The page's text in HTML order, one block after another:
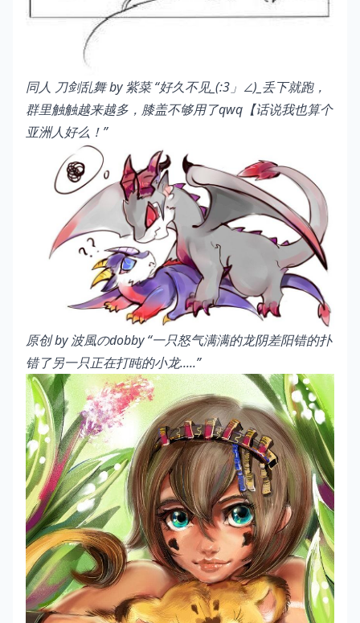
同人 刀剑乱舞 by 紫菜 “好久不见_(:3」∠)_丢下就跑，
群里触触越来越多，膝盖不够用了qwq【话说我也算个
亚洲人好么！”
原创 by波風のdobby “一只怒气满满的龙阴差阳错的扑
错了另一只正在打盹的小龙.....”